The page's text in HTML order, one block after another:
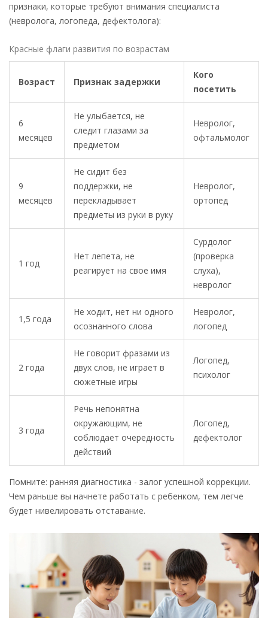
признаки, которые требуют внимания специалиста
(невролога, логопеда, дефектолога):
Красные флаги развития по возрастам
Возраст Признак задержки
Кого
посетить
6
месяцев
Не улыбается, не
следит глазами за
предметом
Невролог,
офтальмолог
9
месяцев
Не сидит без
поддержки, не
перекладывает
предметы из руки в руку
Невролог,
ортопед
1 год
Нет лепета, не
реагирует на свое имя
Сурдолог
(проверка
слуха),
невролог
1,5 года
Не ходит, нет ни одного
осознанного слова
Невролог,
логопед
2 года
Не говорит фразами из
двух слов, не играет в
сюжетные игры
Логопед,
психолог
3 года
Речь непонятна
окружающим, не
соблюдает очередность
действий
Логопед,
дефектолог
Помните: ранняя диагностика - залог успешной коррекции.
Чем раньше вы начнете работать с ребенком, тем легче
будет нивелировать отставание.